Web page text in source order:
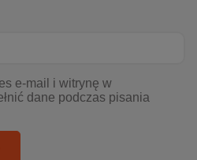
e-mail i witrynę w
dane podczas pisania